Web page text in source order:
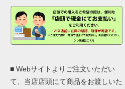
■ Webサイトよりご注文いただい
て、当店店頭にて商品をお渡しいた